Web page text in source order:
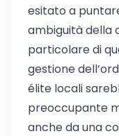
esitato a
ambiguità della
particolare di
gestione
élite locali
preoccupante
anche da una